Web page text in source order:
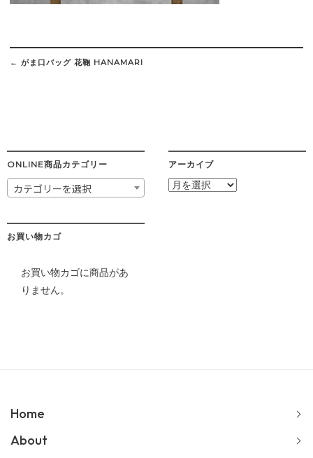
Post
navigation
← がま口バッグ 花鞠 HANAMARI
ONLINE商品カテゴリー
カテゴリーを選択
アーカイブ
ア
お買い物カゴ
お買い物カゴに商品があ
りません。
Home
About